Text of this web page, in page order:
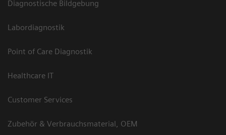
Diagnostische Bildgebung
Labordiagnostik
Point of Care Diagnostik
Healthcare IT
Customer Services
Zubehör & Verbrauchsmaterial, OEM